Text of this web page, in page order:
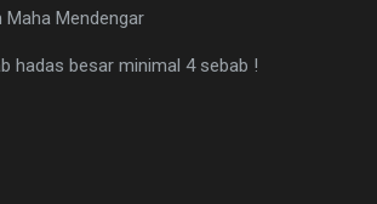
Mendengar
hadas besar minimal 4 sebab !